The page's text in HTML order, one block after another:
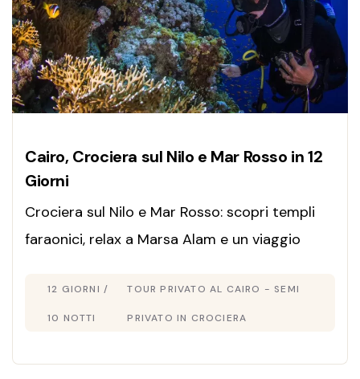
Cairo, Crociera sul Nilo e Mar Rosso in 12
Giorni
Crociera sul Nilo e Mar Rosso: scopri templi
faraonici, relax a Marsa Alam e un viaggio
esperienze indimenticabili.
12 GIORNI /
10 NOTTI
TOUR PRIVATO AL CAIRO - SEMI
PRIVATO IN CROCIERA